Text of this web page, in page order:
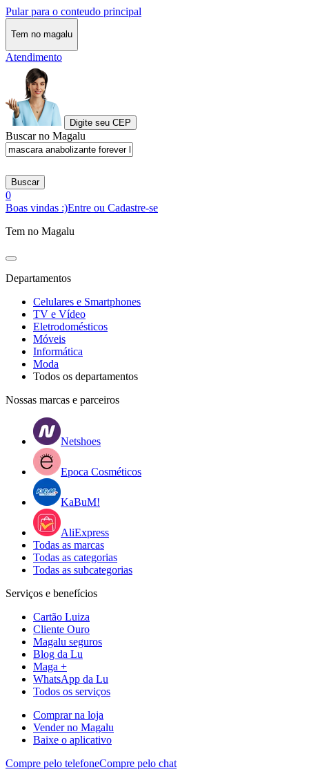
Pular para o conteudo principal
Tem no magalu
Atendimento
Digite seu CEP
Buscar no Magalu
Buscar
0
Boas vindas :)Entre ou Cadastre-se
Tem no Magalu
Departamentos
Celulares e Smartphones
TV e Vídeo
Eletrodomésticos
Móveis
Informática
Moda
Todos os departamentos
Nossas marcas e parceiros
Netshoes
Epoca Cosméticos
KaBuM!
AliExpress
Todas as marcas
Todas as categorias
Todas as subcategorias
Serviços e benefícios
Cartão Luiza
Cliente Ouro
Magalu seguros
Blog da Lu
Maga +
WhatsApp da Lu
Todos os serviços
Comprar na loja
Vender no Magalu
Baixe o aplicativo
Compre pelo telefoneCompre pelo chat